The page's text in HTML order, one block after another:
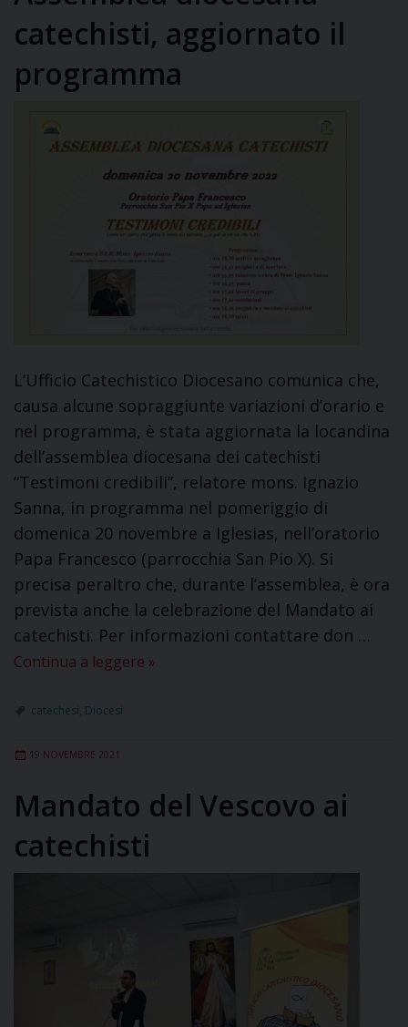
catechisti, aggiornato il
programma
L’Ufficio Catechistico Diocesano comunica che,
causa alcune sopraggiunte variazioni d’orario e
nel programma, è stata aggiornata la locandina
dell’assemblea diocesana dei catechisti
“Testimoni credibili”, relatore mons. Ignazio
Sanna, in programma nel pomeriggio di
domenica 20 novembre a Iglesias, nell’oratorio
Papa Francesco (parrocchia San Pio X). Si
precisa peraltro che, durante l’assemblea, è ora
prevista anche la celebrazione del Mandato ai
catechisti. Per informazioni contattare don …
Continua a leggere »
catechesi Diocesi
19 NOVEMBRE 2021
Mandato del Vescovo ai
catechisti